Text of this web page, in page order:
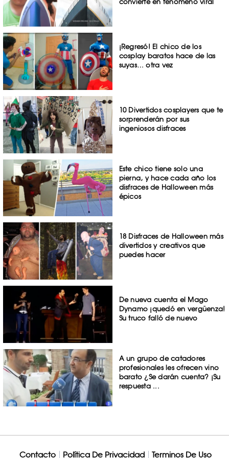
convierte en fenómeno viral
¡Regresó! El chico de los
cosplay baratos hace de las
suyas… otra vez
10 Divertidos cosplayers que te
sorprenderán por sus
ingeniosos disfraces
Este chico tiene solo una
pierna, y hace cada año los
disfraces de Halloween más
épicos
18 Disfraces de Halloween más
divertidos y creativos que
puedes hacer
De nueva cuenta el Mago
Dynamo ¡quedó en vergüenza!
Su truco falló de nuevo
A un grupo de catadores
profesionales les ofrecen vino
barato ¿Se darán cuenta? ¡Su
respuesta ...
Contacto Política De Privacidad Terminos De Uso